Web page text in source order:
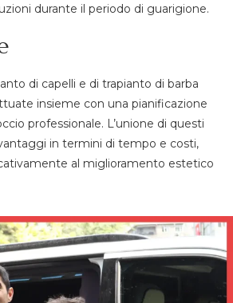
durante il periodo di guarigione.
di capelli e di trapianto di barba
insieme con una pianificazione
professionale. L’unione di questi
in termini di tempo e costi,
al miglioramento estetico